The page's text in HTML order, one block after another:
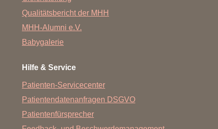
Qualitätsbericht der MHH
MHH-Alumni e.V.
Babygalerie
Hilfe & Service
Patienten-Servicecenter
Patientendatenanfragen DSGVO
Patientenfürsprecher